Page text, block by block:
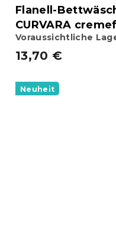
Flanell-
CURVARA
Voraussichtliche
13,70 €
Neuheit